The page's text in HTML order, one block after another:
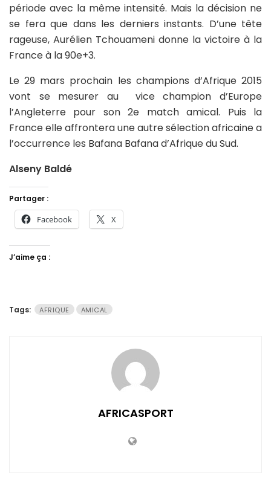
période avec la même intensité. Mais la décision ne
se fera que dans les derniers instants. D’une tête
rageuse, Aurélien Tchouameni donne la victoire à la
France à la 90e+3.
Le 29 mars prochain les champions d’Afrique 2015
vont se mesurer au vice champion d’Europe
l’Angleterre pour son 2e match amical. Puis la
France elle affrontera une autre sélection africaine a
l’occurrence les Bafana Bafana d’Afrique du Sud.
Alseny Baldé
Partager :
Facebook X
J’aime ça :
Tags: AFRIQUE AMICAL
AFRICASPORT